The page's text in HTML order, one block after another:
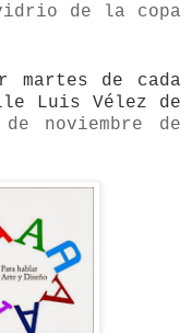
de la copa
martes de cada
Luis Vélez de
noviembre de